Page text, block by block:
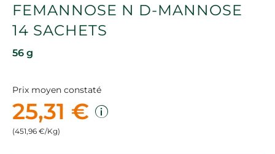
FEMANNOSE N D-MANNOSE
14 SACHETS
56 g
Prix moyen constaté
25,31 €
(451,96 €/Kg)